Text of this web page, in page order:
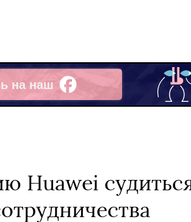
на наш
Huawei